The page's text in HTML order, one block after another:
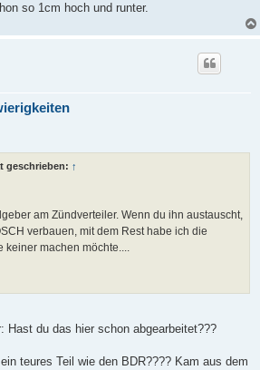
so 1cm hoch und runter.
geschrieben: ↑
am Zündverteiler. Wenn du ihn austauscht,
verbauen, mit dem Rest habe ich die
keiner machen möchte....
Hast du das hier schon abgearbeitet???
teures Teil wie den BDR???? Kam aus dem